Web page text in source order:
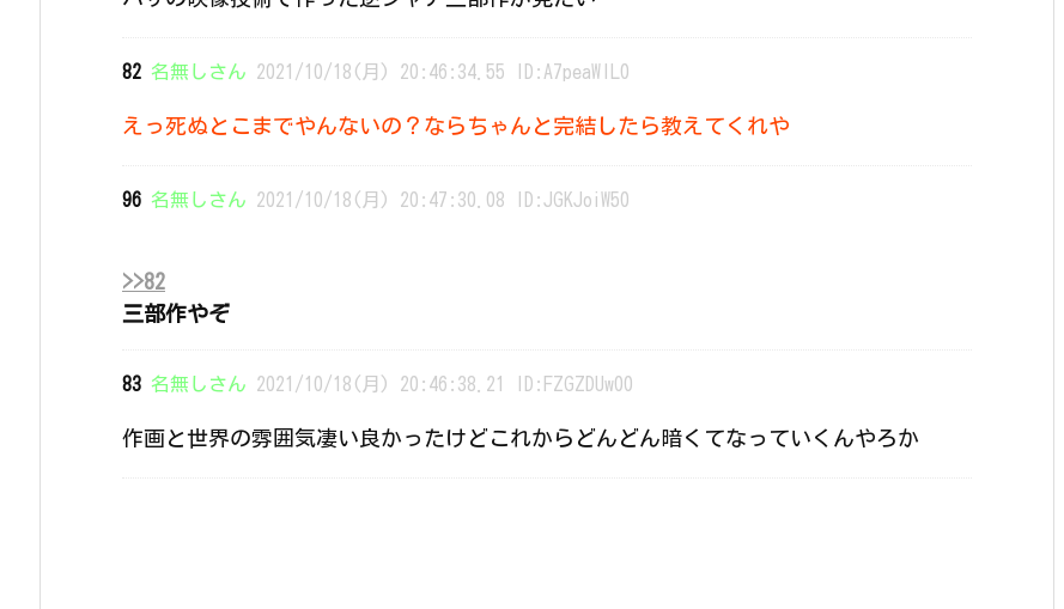
82 名無しさん 2021/10/18(月) 20:46:34.55 ID:A7peaWlL0
えっ死ぬとこまでやんないの？ならちゃんと完結したら教えてくれや
96 名無しさん 2021/10/18(月) 20:47:30.08 ID:JGKJoiW50
>>82
三部作やぞ
83 名無しさん 2021/10/18(月) 20:46:38.21 ID:FZGZDUw00
作画と世界の雰囲気凄い良かったけどこれからどんどん暗くてなっていくんやろか